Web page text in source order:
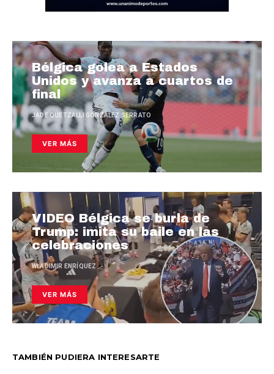
Bélgica golea a Estados
Unidos y avanza a cuartos de
final
JADE QUETZALLI GONZÁLEZ SERRATO
VER MÁS
VIDEO Bélgica se burla de
Trump: imita su baile en las
celebraciones
WLADIMIR ENRÍQUEZ
VER MÁS
TAMBIÉN PUDIERA INTERESARTE